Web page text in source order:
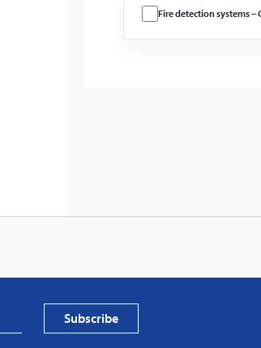
Fire detection systems –
Subscribe